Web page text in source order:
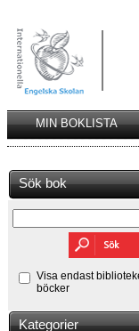
MIN BOKLISTA
Sök bok
Visa endast
böcker
Kategorier